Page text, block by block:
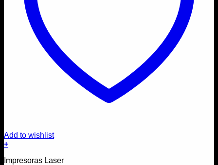
Add to wishlist
+
Impresoras Laser